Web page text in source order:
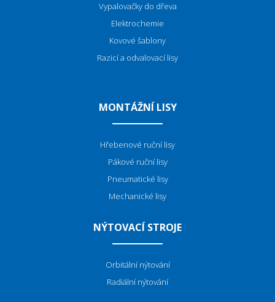
Vypalovačky do dřeva
Elektrochemie
Kovové šablony
Razicí a odvalovací lisy
MONTÁŽNÍ LISY
Hřebenové ruční lisy
Pákové ruční lisy
Pneumatické lisy
Mechanické lisy
NÝTOVACÍ STROJE
Orbitální nýtování
Radiální nýtování